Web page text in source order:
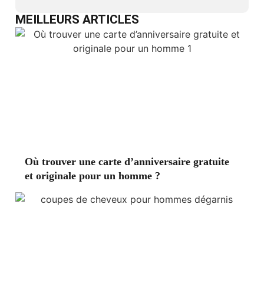
MEILLEURS ARTICLES
Où trouver une carte d’anniversaire gratuite
et originale pour un homme ?